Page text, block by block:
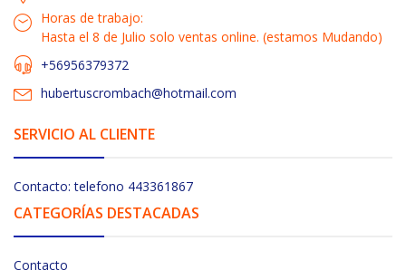
Horas de trabajo:
Hasta el 8 de Julio solo ventas online. (estamos Mudando)
+56956379372
hubertuscrombach@hotmail.com
SERVICIO AL CLIENTE
Contacto: telefono 443361867
CATEGORÍAS DESTACADAS
Contacto